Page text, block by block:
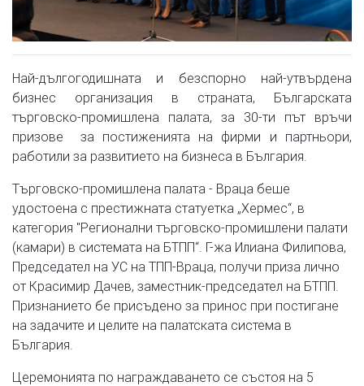
Най-дългогодишната и безспорно най-утвърдена
бизнес организация в страната, Българската
търговско-промишлена палата, за 30-ти път връчи
призове за постиженията на фирми и партньори,
работили за развитието на бизнеса в България.
Търговско-промишлена палата - Враца беше
удостоена с престижната статуетка „Хермес“, в
категория "Регионални търговско-промишлени палати
(камари) в системата на БТПП“. Г-жа Илиана Филипова,
Председател на УС на ТПП-Враца, получи приза лично
от Красимир Дачев, заместник-председател на БТПП.
Признанието бе присъдено за принос при постигане
на задачите и целите на палатската система в
България.
Церемонията по награждаването се състоя на 5